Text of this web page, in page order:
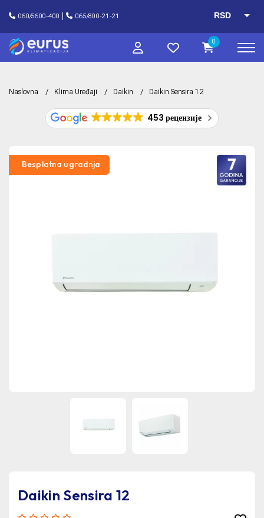
060/5600-400 065/800-21-21 RSD
EUR
0
Naslovna Klima Uređaji Daikin Daikin Sensira 12
453 рецензије
Besplatna ugradnja
Daikin Sensira 12